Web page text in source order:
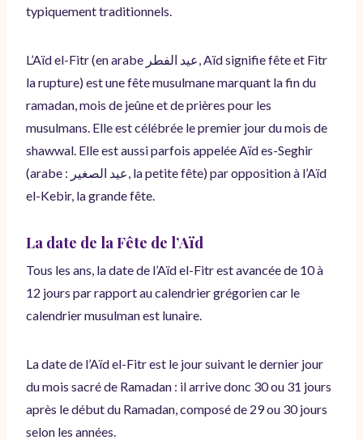
typiquement traditionnels.
L’Aïd el-Fitr (en arabe عيد الفطر, Aïd signifie fête et Fitr
la rupture) est une fête musulmane marquant la fin du
ramadan, mois de jeûne et de prières pour les
musulmans. Elle est célébrée le premier jour du mois de
shawwal. Elle est aussi parfois appelée Aïd es-Seghir
(arabe : عيد الصغير, la petite fête) par opposition à l’Aïd
el-Kebir, la grande fête.
La date de la Fête de l’Aïd
Tous les ans, la date de l’Aïd el-Fitr est avancée de 10 à
12 jours par rapport au calendrier grégorien car le
calendrier musulman est lunaire.
La date de l’Aïd el-Fitr est le jour suivant le dernier jour
du mois sacré de Ramadan : il arrive donc 30 ou 31 jours
après le début du Ramadan, composé de 29 ou 30 jours
selon les années.